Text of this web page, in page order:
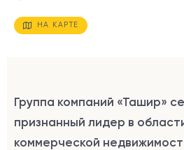
НА КАРТЕ
Группа компаний «Ташир»
признанный лидер в
коммерческой